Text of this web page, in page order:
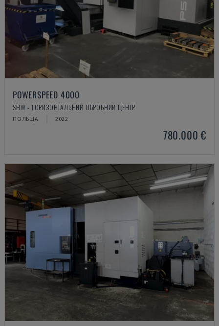
POWERSPEED 4000
SHW - ГОРИЗОНТАЛЬНИЙ ОБРОБНИЙ ЦЕНТР
ПОЛЬЩА 2022
780.000 €